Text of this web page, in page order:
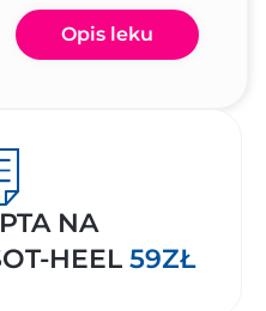
Opis leku
NA
HEEL 59ZŁ